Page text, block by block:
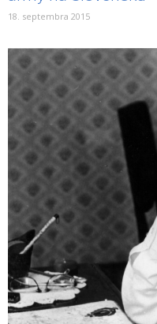
18. septembra 2015